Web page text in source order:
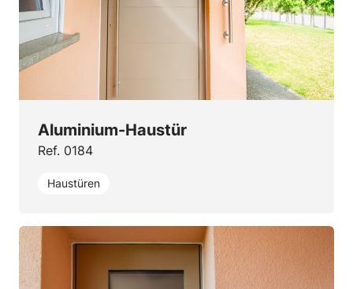
Aluminium-Haustür
Ref. 0184
Haustüren